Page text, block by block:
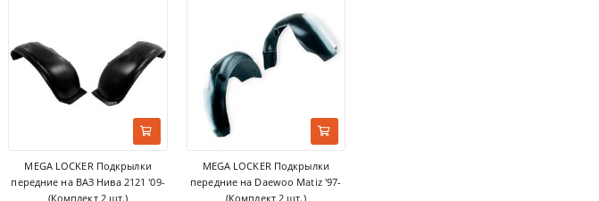
MEGA LOCKER Подкрылки
передние на ВАЗ Нива 2121 '09-
(Комплект 2 шт.)
MEGA LOCKER Подкрылки
передние на Daewoo Matiz '97-
(Комплект 2 шт.)